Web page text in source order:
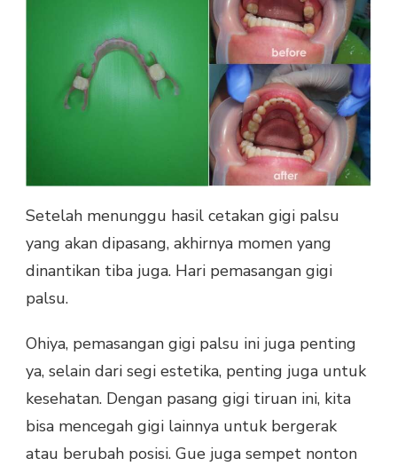
Setelah menunggu hasil cetakan gigi palsu
yang akan dipasang, akhirnya momen yang
dinantikan tiba juga. Hari pemasangan gigi
palsu.
Ohiya, pemasangan gigi palsu ini juga penting
ya, selain dari segi estetika, penting juga untuk
kesehatan. Dengan pasang gigi tiruan ini, kita
bisa mencegah gigi lainnya untuk bergerak
atau berubah posisi. Gue juga sempet nonton